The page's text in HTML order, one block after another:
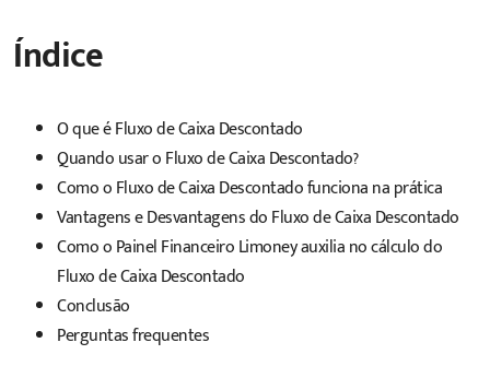
Índice
O que é Fluxo de Caixa Descontado
Quando usar o Fluxo de Caixa Descontado?
Como o Fluxo de Caixa Descontado funciona na prática
Vantagens e Desvantagens do Fluxo de Caixa Descontado
Como o Painel Financeiro Limoney auxilia no cálculo do
Fluxo de Caixa Descontado
Conclusão
Perguntas frequentes